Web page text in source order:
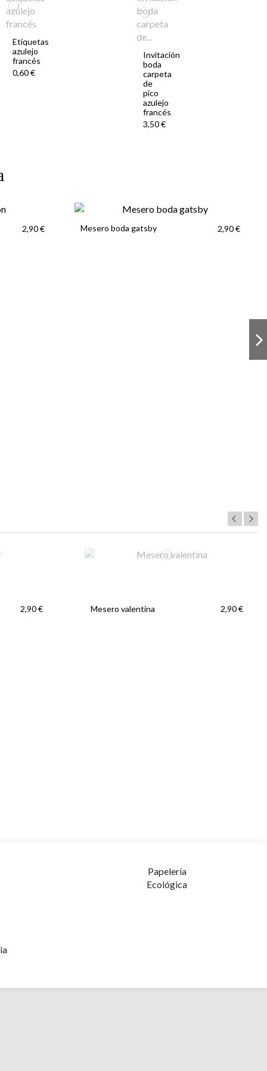
Etiquetas
azulejo
francés
0,60 €
Invitación
boda
carpeta
de
pico
azulejo
francés
3,50 €
2,90 € Mesero boda gatsby 2,90 €
2,90 € Mesero valentina 2,90 €
Papelería
Ecológica